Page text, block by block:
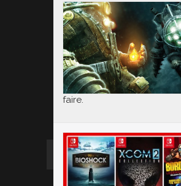
faire.